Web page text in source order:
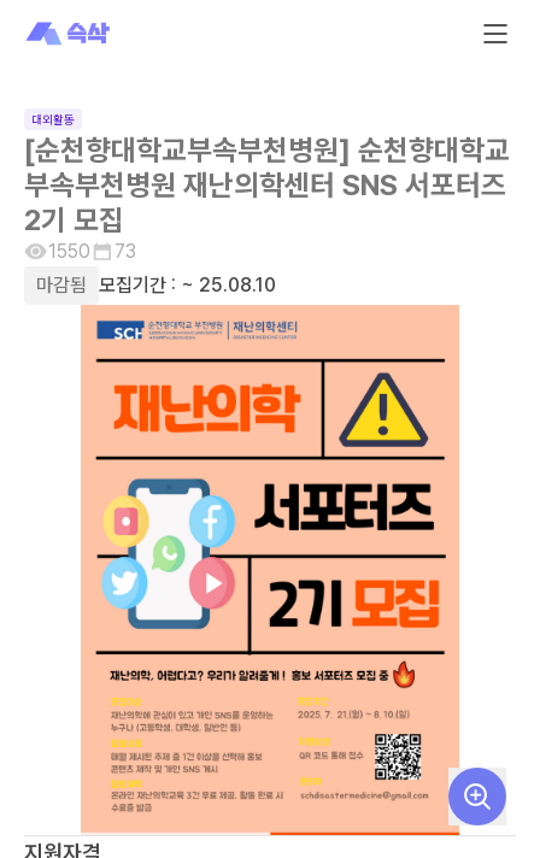
대외활동
[순천향대학교부속부천병원] 순천향대학교
부속부천병원 재난의학센터 SNS 서포터즈
2기 모집
1550
73
마감됨
모집기간 : ~ 25.08.10
지원자격